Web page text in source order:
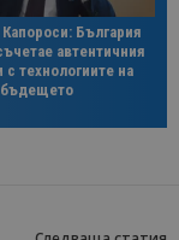
България
автентичния
с технологиите на
бъдещето